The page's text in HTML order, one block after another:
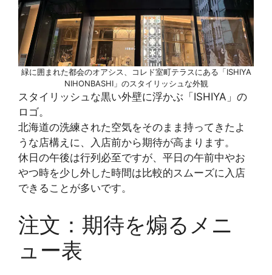
緑に囲まれた都会のオアシス、コレド室町テラスにある「ISHIYA
NIHONBASHI」のスタイリッシュな外観
スタイリッシュな黒い外壁に浮かぶ「ISHIYA」の
ロゴ。
北海道の洗練された空気をそのまま持ってきたよ
うな店構えに、入店前から期待が高まります。
休日の午後は行列必至ですが、平日の午前中やお
やつ時を少し外した時間は比較的スムーズに入店
できることが多いです。
注文：期待を煽るメニ
ュー表